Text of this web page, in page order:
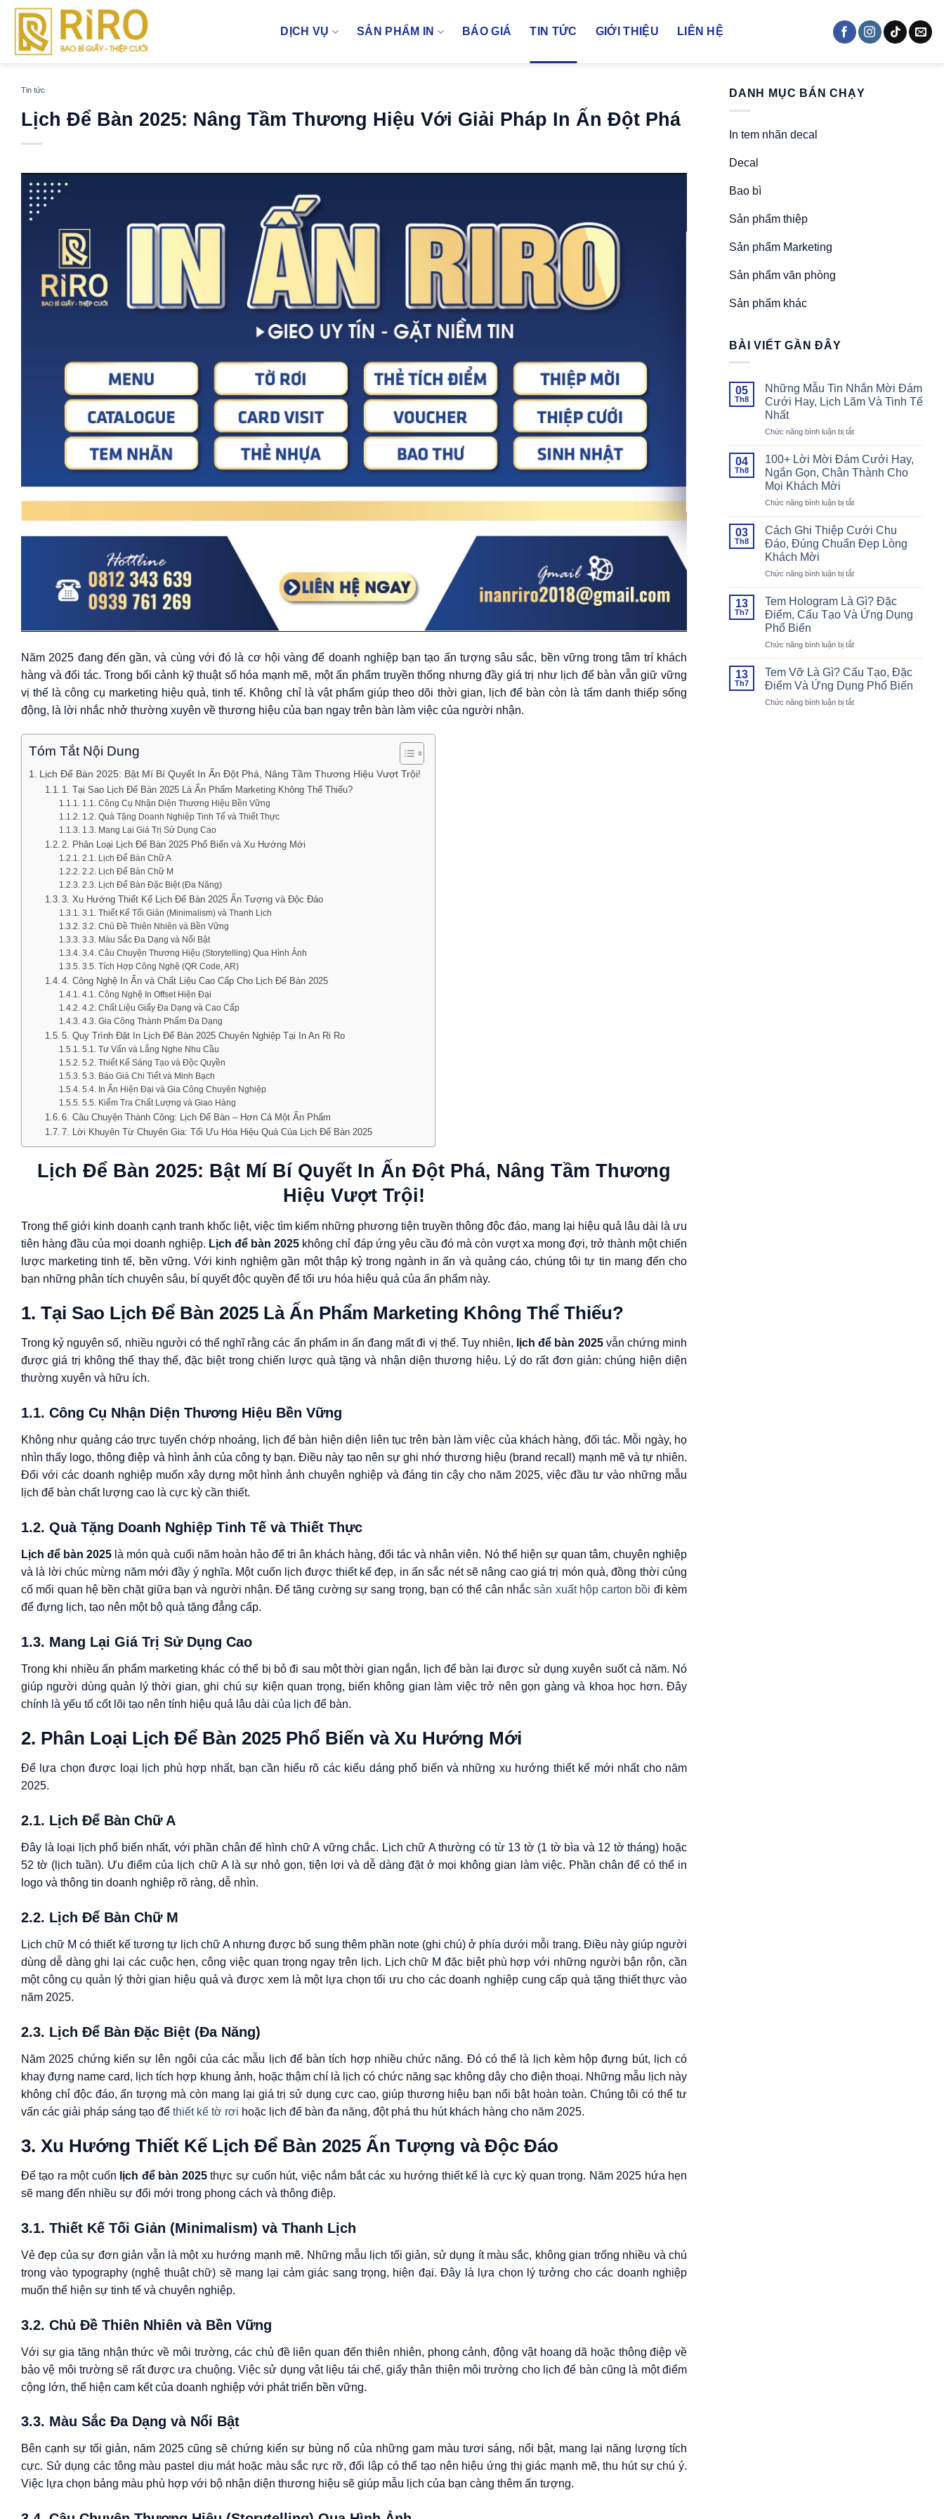
DỊCH VỤ SẢN PHẨM IN BÁO GIÁ TIN TỨC GIỚI THIỆU LIÊN HỆ
Tin tức
Lịch Để Bàn 2025: Nâng Tầm Thương Hiệu Với Giải Pháp In Ấn Đột Phá
Năm 2025 đang đến gần, và cùng với đó là cơ hội vàng để doanh nghiệp bạn tạo ấn tượng sâu sắc, bền vững trong tâm trí khách
hàng và đối tác. Trong bối cảnh kỹ thuật số hóa mạnh mẽ, một ấn phẩm truyền thống nhưng đầy giá trị như lịch để bàn vẫn giữ vững
vị thế là công cụ marketing hiệu quả, tinh tế. Không chỉ là vật phẩm giúp theo dõi thời gian, lịch để bàn còn là tấm danh thiếp sống
động, là lời nhắc nhở thường xuyên về thương hiệu của bạn ngay trên bàn làm việc của người nhận.
Tóm Tắt Nội Dung
Lịch Để Bàn 2025: Bật Mí Bí Quyết In Ấn Đột Phá, Nâng Tầm Thương Hiệu Vượt Trội!
1. Tại Sao Lịch Để Bàn 2025 Là Ấn Phẩm Marketing Không Thể Thiếu?
1.1. Công Cụ Nhận Diện Thương Hiệu Bền Vững
1.2. Quà Tặng Doanh Nghiệp Tinh Tế và Thiết Thực
1.3. Mang Lại Giá Trị Sử Dụng Cao
2. Phân Loại Lịch Để Bàn 2025 Phổ Biến và Xu Hướng Mới
2.1. Lịch Để Bàn Chữ A
2.2. Lịch Để Bàn Chữ M
2.3. Lịch Để Bàn Đặc Biệt (Đa Năng)
3. Xu Hướng Thiết Kế Lịch Để Bàn 2025 Ấn Tượng và Độc Đáo
3.1. Thiết Kế Tối Giản (Minimalism) và Thanh Lịch
3.2. Chủ Đề Thiên Nhiên và Bền Vững
3.3. Màu Sắc Đa Dạng và Nổi Bật
3.4. Câu Chuyện Thương Hiệu (Storytelling) Qua Hình Ảnh
3.5. Tích Hợp Công Nghệ (QR Code, AR)
4. Công Nghệ In Ấn và Chất Liệu Cao Cấp Cho Lịch Để Bàn 2025
4.1. Công Nghệ In Offset Hiện Đại
4.2. Chất Liệu Giấy Đa Dạng và Cao Cấp
4.3. Gia Công Thành Phẩm Đa Dạng
5. Quy Trình Đặt In Lịch Để Bàn 2025 Chuyên Nghiệp Tại In An Ri Ro
5.1. Tư Vấn và Lắng Nghe Nhu Cầu
5.2. Thiết Kế Sáng Tạo và Độc Quyền
5.3. Báo Giá Chi Tiết và Minh Bạch
5.4. In Ấn Hiện Đại và Gia Công Chuyên Nghiệp
5.5. Kiểm Tra Chất Lượng và Giao Hàng
6. Câu Chuyện Thành Công: Lịch Để Bàn – Hơn Cả Một Ấn Phẩm
7. Lời Khuyên Từ Chuyên Gia: Tối Ưu Hóa Hiệu Quả Của Lịch Để Bàn 2025
Lịch Để Bàn 2025: Bật Mí Bí Quyết In Ấn Đột Phá, Nâng Tầm Thương
Hiệu Vượt Trội!
Trong thế giới kinh doanh cạnh tranh khốc liệt, việc tìm kiếm những phương tiện truyền thông độc đáo, mang lại hiệu quả lâu dài là ưu
tiên hàng đầu của mọi doanh nghiệp. Lịch để bàn 2025 không chỉ đáp ứng yêu cầu đó mà còn vượt xa mong đợi, trở thành một chiến
lược marketing tinh tế, bền vững. Với kinh nghiệm gần một thập kỷ trong ngành in ấn và quảng cáo, chúng tôi tự tin mang đến cho
bạn những phân tích chuyên sâu, bí quyết độc quyền để tối ưu hóa hiệu quả của ấn phẩm này.
1. Tại Sao Lịch Để Bàn 2025 Là Ấn Phẩm Marketing Không Thể Thiếu?
Trong kỷ nguyên số, nhiều người có thể nghĩ rằng các ấn phẩm in ấn đang mất đi vị thế. Tuy nhiên, lịch để bàn 2025vẫn chứng minh
được giá trị không thể thay thế, đặc biệt trong chiến lược quà tặng và nhận diện thương hiệu. Lý do rất đơn giản: chúng hiện diện
thường xuyên và hữu ích.
1.1. Công Cụ Nhận Diện Thương Hiệu Bền Vững
Không như quảng cáo trực tuyến chớp nhoáng, lịch để bàn hiện diện liên tục trên bàn làm việc của khách hàng, đối tác. Mỗi ngày, họ
nhìn thấy logo, thông điệp và hình ảnh của công ty bạn. Điều này tạo nên sự ghi nhớ thương hiệu (brand recall) mạnh mẽ và tự nhiên.
Đối với các doanh nghiệp muốn xây dựng một hình ảnh chuyên nghiệp và đáng tin cậy cho năm 2025, việc đầu tư vào những mẫu
lịch để bàn chất lượng cao là cực kỳ cần thiết.
1.2. Quà Tặng Doanh Nghiệp Tinh Tế và Thiết Thực
Lịch để bàn 2025 là món quà cuối năm hoàn hảo để tri ân khách hàng, đối tác và nhân viên. Nó thể hiện sự quan tâm, chuyên nghiệp
và là lời chúc mừng năm mới đầy ý nghĩa. Một cuốn lịch được thiết kế đẹp, in ấn sắc nét sẽ nâng cao giá trị món quà, đồng thời củng
cố mối quan hệ bền chặt giữa bạn và người nhận. Để tăng cường sự sang trọng, bạn có thể cân nhắcsản xuất hộp carton bồi đi kèm
để đựng lịch, tạo nên một bộ quà tặng đẳng cấp.
1.3. Mang Lại Giá Trị Sử Dụng Cao
Trong khi nhiều ấn phẩm marketing khác có thể bị bỏ đi sau một thời gian ngắn, lịch để bàn lại được sử dụng xuyên suốt cả năm. Nó
giúp người dùng quản lý thời gian, ghi chú sự kiện quan trọng, biến không gian làm việc trở nên gọn gàng và khoa học hơn. Đây
chính là yếu tố cốt lõi tạo nên tính hiệu quả lâu dài của lịch để bàn.
2. Phân Loại Lịch Để Bàn 2025 Phổ Biến và Xu Hướng Mới
Để lựa chọn được loại lịch phù hợp nhất, bạn cần hiểu rõ các kiểu dáng phổ biến và những xu hướng thiết kế mới nhất cho năm
2025.
2.1. Lịch Để Bàn Chữ A
Đây là loại lịch phổ biến nhất, với phần chân đế hình chữ A vững chắc. Lịch chữ A thường có từ 13 tờ (1 tờ bìa và 12 tờ tháng) hoặc
52 tờ (lịch tuần). Ưu điểm của lịch chữ A là sự nhỏ gọn, tiện lợi và dễ dàng đặt ở mọi không gian làm việc. Phần chân đế có thể in
logo và thông tin doanh nghiệp rõ ràng, dễ nhìn.
2.2. Lịch Để Bàn Chữ M
Lịch chữ M có thiết kế tương tự lịch chữ A nhưng được bổ sung thêm phần note (ghi chú) ở phía dưới mỗi trang. Điều này giúp người
dùng dễ dàng ghi lại các cuộc hẹn, công việc quan trọng ngay trên lịch. Lịch chữ M đặc biệt phù hợp với những người bận rộn, cần
một công cụ quản lý thời gian hiệu quả và được xem là một lựa chọn tối ưu cho các doanh nghiệp cung cấp quà tặng thiết thực vào
năm 2025.
2.3. Lịch Để Bàn Đặc Biệt (Đa Năng)
Năm 2025 chứng kiến sự lên ngôi của các mẫu lịch để bàn tích hợp nhiều chức năng. Đó có thể là lịch kèm hộp đựng bút, lịch có
khay đựng name card, lịch tích hợp khung ảnh, hoặc thậm chí là lịch có chức năng sạc không dây cho điện thoại. Những mẫu lịch này
không chỉ độc đáo, ấn tượng mà còn mang lại giá trị sử dụng cực cao, giúp thương hiệu bạn nổi bật hoàn toàn. Chúng tôi có thể tư
vấn các giải pháp sáng tạo để thiết kế tờ rơi hoặc lịch để bàn đa năng, đột phá thu hút khách hàng cho năm 2025.
3. Xu Hướng Thiết Kế Lịch Để Bàn 2025 Ấn Tượng và Độc Đáo
Để tạo ra một cuốn lịch để bàn 2025thực sự cuốn hút, việc nắm bắt các xu hướng thiết kế là cực kỳ quan trọng. Năm 2025 hứa hẹn
sẽ mang đến nhiều sự đổi mới trong phong cách và thông điệp.
3.1. Thiết Kế Tối Giản (Minimalism) và Thanh Lịch
Vẻ đẹp của sự đơn giản vẫn là một xu hướng mạnh mẽ. Những mẫu lịch tối giản, sử dụng ít màu sắc, không gian trống nhiều và chú
trọng vào typography (nghệ thuật chữ) sẽ mang lại cảm giác sang trọng, hiện đại. Đây là lựa chọn lý tưởng cho các doanh nghiệp
muốn thể hiện sự tinh tế và chuyên nghiệp.
3.2. Chủ Đề Thiên Nhiên và Bền Vững
Với sự gia tăng nhận thức về môi trường, các chủ đề liên quan đến thiên nhiên, phong cảnh, động vật hoang dã hoặc thông điệp về
bảo vệ môi trường sẽ rất được ưa chuộng. Việc sử dụng vật liệu tái chế, giấy thân thiện môi trường cho lịch để bàn cũng là một điểm
cộng lớn, thể hiện cam kết của doanh nghiệp với phát triển bền vững.
3.3. Màu Sắc Đa Dạng và Nổi Bật
Bên cạnh sự tối giản, năm 2025 cũng sẽ chứng kiến sự bùng nổ của những gam màu tươi sáng, nổi bật, mang lại năng lượng tích
cực. Sử dụng các tông màu pastel dịu mát hoặc màu sắc rực rỡ, đối lập có thể tạo nên hiệu ứng thị giác mạnh mẽ, thu hút sự chú ý.
Việc lựa chọn bảng màu phù hợp với bộ nhận diện thương hiệu sẽ giúp mẫu lịch của bạn càng thêm ấn tượng.
DANH MỤC BÁN CHẠY
In tem nhãn decal
Decal
Bao bì
Sản phẩm thiệp
Sản phẩm Marketing
Sản phẩm văn phòng
Sản phẩm khác
BÀI VIẾT GẦN ĐÂY
05
Th8
Những Mẫu Tin Nhắn Mời Đám
Cưới Hay, Lịch Lãm Và Tinh Tế
Nhất
Chức năng bình luận bị tắtở
Mẫu
Tin
Nhắn
Đám
Hay,
Lịch
Lãm
Tinh
Nhất
04
Th8
100+ Lời Mời Đám Cưới Hay,
Ngắn Gọn, Chân Thành Cho
Mọi Khách Mời
Chức năng bình luận bị tắtở
Lời
Mời
Đám
Hay,
Gọn,
Chân
Thành
Mọi
Mời
03
Th8
Cách Ghi Thiệp Cưới Chu
Đáo, Đúng Chuẩn Đẹp Lòng
Khách Mời
Chức năng bình luận bị tắtở
Ghi
Thiệp
Cưới
Đáo,
Chuẩn
Lòng
Khách
13
Th7
Tem Hologram Là Gì? Đặc
Điểm, Cấu Tạo Và Ứng Dụng
Phổ Biến
Chức năng bình luận bị tắtở
Hologram
Gì?
Đặc
13
Th7
Tem Vỡ Là Gì? Cấu Tạo, Đặc
Điểm Và Ứng Dụng Phổ Biến
Chức năng bình luận bị tắtở